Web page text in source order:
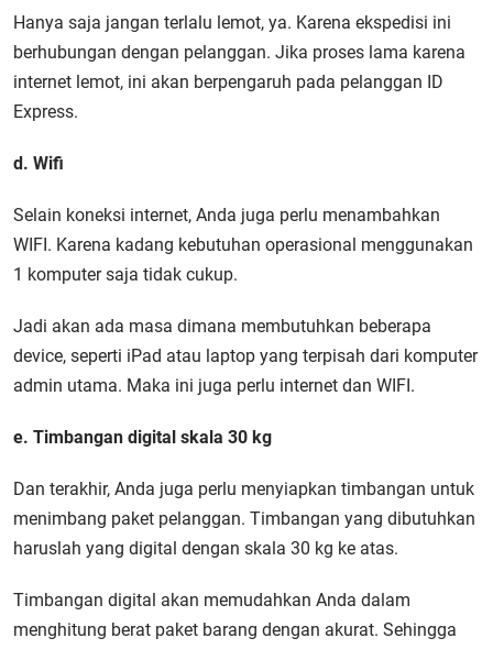
Hanya saja jangan terlalu lemot, ya. Karena ekspedisi ini
berhubungan dengan pelanggan. Jika proses lama karena
internet lemot, ini akan berpengaruh pada pelanggan ID
Express.
d. Wifi
Selain koneksi internet, Anda juga perlu menambahkan
WIFI. Karena kadang kebutuhan operasional menggunakan
1 komputer saja tidak cukup.
Jadi akan ada masa dimana membutuhkan beberapa
device, seperti iPad atau laptop yang terpisah dari komputer
admin utama. Maka ini juga perlu internet dan WIFI.
e. Timbangan digital skala 30 kg
Dan terakhir, Anda juga perlu menyiapkan timbangan untuk
menimbang paket pelanggan. Timbangan yang dibutuhkan
haruslah yang digital dengan skala 30 kg ke atas.
Timbangan digital akan memudahkan Anda dalam
menghitung berat paket barang dengan akurat. Sehingga